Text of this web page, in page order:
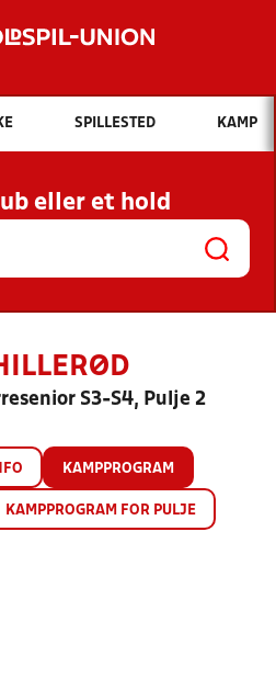
Hvad vil du søge efter?
INDHOLD OG NYHEDER
KLUBBER OG
HOLD
SPILLESTED KAMP
eller et hold
S3-S4, Pulje 2
KAMPPROGRAM
KAMPPROGRAM FOR PULJE